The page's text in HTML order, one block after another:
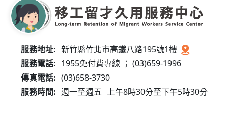
服務地址: 新竹縣竹北市高鐵八路195號1樓
服務電話: 1955免付費專線 ； (03)659-1996
傳真電話: (03)658-3730
服務時間: 週一至週五 上午8時30分至下午5時30分